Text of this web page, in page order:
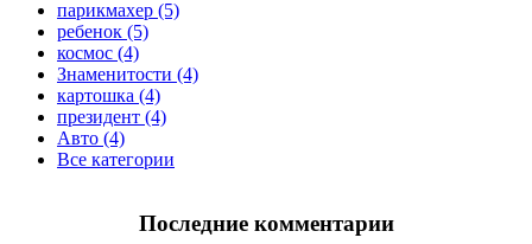
парикмахер (5)
ребенок (5)
космос (4)
Знаменитости (4)
картошка (4)
президент (4)
Авто (4)
Все категории
Последние комментарии